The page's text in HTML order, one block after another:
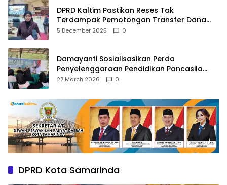
DPRD Kaltim Pastikan Reses Tak
Terdampak Pemotongan Transfer Dana
Pusat
5 December 2025 0
Damayanti Sosialisasikan Perda
Penyelenggaraan Pendidikan Pancasila
dan Wawasan Kebangsaan
27 March 2026 0
DPRD Kota Samarinda